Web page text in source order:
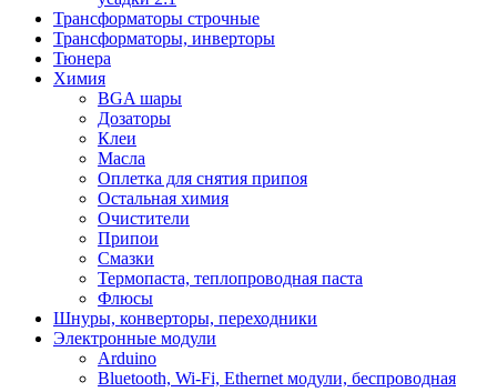
Трансформаторы строчные
Трансформаторы, инверторы
Тюнера
Химия
BGA шары
Дозаторы
Клеи
Масла
Оплетка для снятия припоя
Остальная химия
Очистители
Припои
Смазки
Термопаста, теплопроводная паста
Флюсы
Шнуры, конверторы, переходники
Электронные модули
Arduino
Bluetooth, Wi-Fi, Ethernet модули, беспроводная